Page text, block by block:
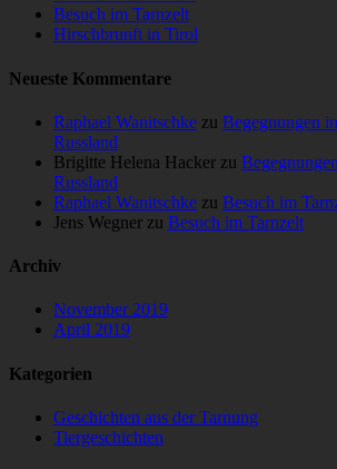
Besuch im Tarnzelt
Hirschbrunft in Tirol
Neueste Kommentare
Raphael Wanitschke zu Begegnungen
Russland
Brigitte Helena Hacker zu
Russland
Raphael Wanitschke zu Besuch im
Jens Wegner zu Besuch im Tarnzelt
Archiv
November 2019
April 2019
Kategorien
Geschichten aus der Tarnung
Tiergeschichten